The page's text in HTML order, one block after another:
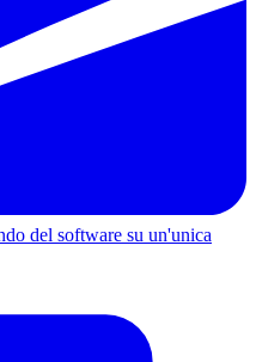
del software su un'unica